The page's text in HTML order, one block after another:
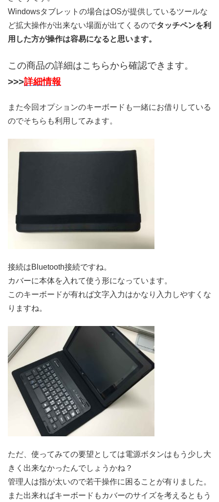
Windowsタブレットの場合はOSが提供しているツールな
ど拡大操作が出来ない場面が出てくるのでタッチペンを利
用した方が操作は容易になると思います。
この商品の詳細はこちらから確認できます。
>>>詳細情報
また今回オプションのキーボードも一緒にお借りしている
のでそちらも利用してみます。
接続はBluetooth接続ですね。
カバーに本体を入れて使う形になっています。
このキーボードが有れば文字入力はかなり入力しやすくな
りますね。
ただ、使ってみての要望としては電源ボタンはもう少し大
きく出来なかったんでしょうかね？
管理人は指が太いので若干操作に困ることが有りました。
また出来ればキーボードもカバーのサイズを考えるともう